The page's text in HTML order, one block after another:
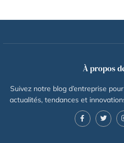
À propos
Suivez notre blog d’entreprise
actualités, tendances et